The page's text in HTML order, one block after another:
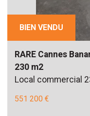
BIEN VENDU
RARE Cannes
230 m2
Local commercial
551 200 €